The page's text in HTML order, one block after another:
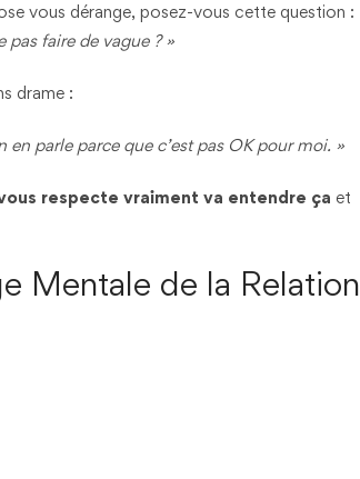
vous dérange, posez-vous cette question :
pas faire de vague ? »
drame :
en parle parce que c’est pas OK pour moi. »
respecte vraiment va entendre ça et
Mentale de la Relation